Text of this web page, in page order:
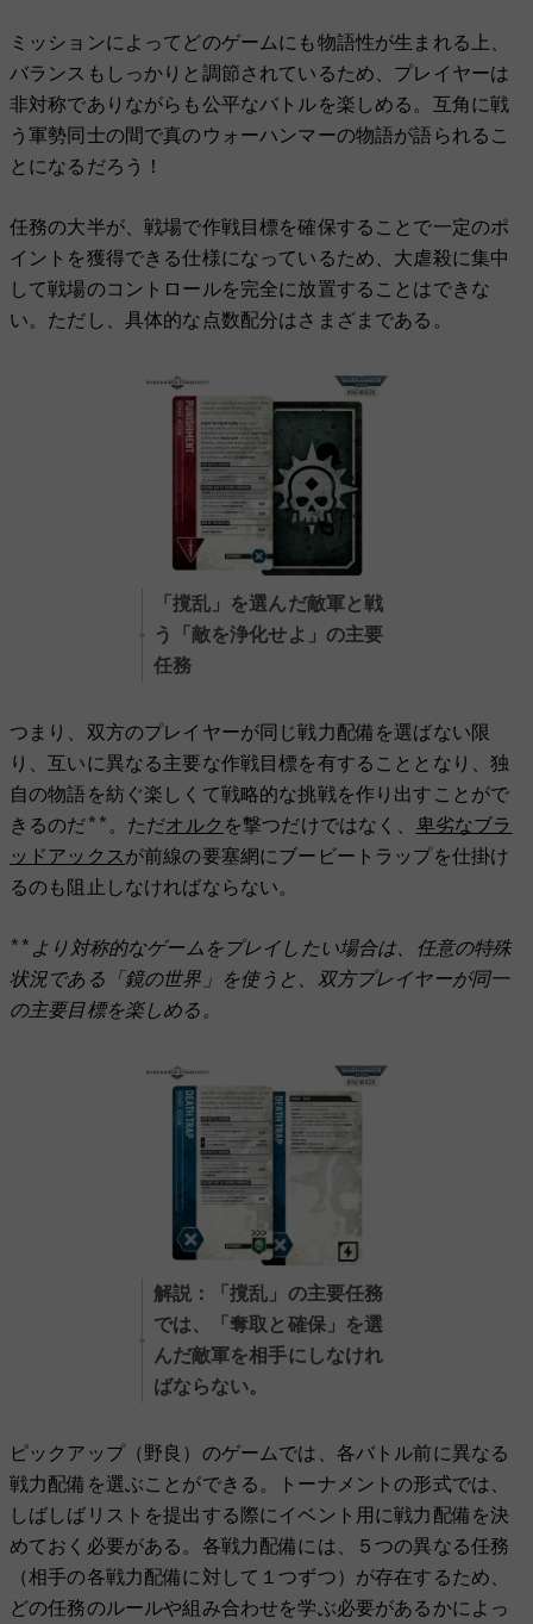
ミッションによってどのゲームにも物語性が生まれる上、
バランスもしっかりと調節されているため、プレイヤーは
非対称でありながらも公平なバトルを楽しめる。互角に戦
う軍勢同士の間で真のウォーハンマーの物語が語られるこ
とになるだろう！
任務の大半が、戦場で作戦目標を確保することで一定のポ
イントを獲得できる仕様になっているため、大虐殺に集中
して戦場のコントロールを完全に放置することはできな
い。ただし、具体的な点数配分はさまざまである。
「撹乱」を選んだ敵軍と戦
う「敵を浄化せよ」の主要
任務
つまり、双方のプレイヤーが同じ戦力配備を選ばない限
り、互いに異なる主要な作戦目標を有することとなり、独
自の物語を紡ぐ楽しくて戦略的な挑戦を作り出すことがで
きるのだ**。ただオルク を撃つだけではなく、 卑劣なブラ
ッドアックス が前線の要塞網にブービートラップを仕掛け
るのも阻止しなければならない。
**より対称的なゲームをプレイしたい場合は、任意の特殊
状況である「鏡の世界」を使うと、双方プレイヤーが同一
の主要目標を楽しめる。
解説：「撹乱」の主要任務
では、「奪取と確保」を選
んだ敵軍を相手にしなけれ
ばならない。
ピックアップ（野良）のゲームでは、各バトル前に異なる
戦力配備を選ぶことができる。トーナメントの形式では、
しばしばリストを提出する際にイベント用に戦力配備を決
めておく必要がある。各戦力配備には、５つの異なる任務
（相手の各戦力配備に対して１つずつ）が存在するため、
どの任務のルールや組み合わせを学ぶ必要があるかによっ